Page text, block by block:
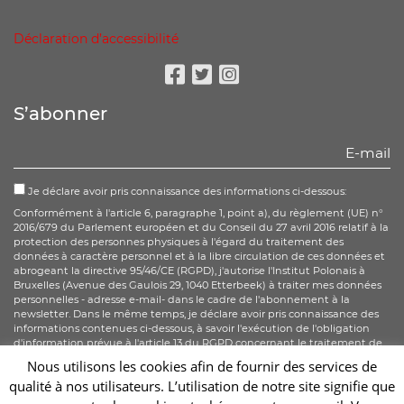
Déclaration d’accessibilité
S’abonner
Je déclare avoir pris connaissance des informations ci-dessous:
Conformément à l'article 6, paragraphe 1, point a), du règlement (UE) n°
2016/679 du Parlement européen et du Conseil du 27 avril 2016 relatif à la
protection des personnes physiques à l'égard du traitement des
données à caractère personnel et à la libre circulation de ces données et
abrogeant la directive 95/46/CE (RGPD), j'autorise l'Institut Polonais à
Bruxelles (Avenue des Gaulois 29, 1040 Etterbeek) à traiter mes données
personnelles - adresse e-mail- dans le cadre de l'abonnement à la
newsletter. Dans le même temps, je déclare avoir pris connaissance des
informations contenues ci-dessous, à savoir l'exécution de l'obligation
d'information prévue à l'article 13 du RGPD concernant le traitement de
me sont conférés par l'article 15 - 20 du RGPD. More information
Nous utilisons les cookies afin de fournir des services de
qualité à nos utilisateurs. L’utilisation de notre site signifie que